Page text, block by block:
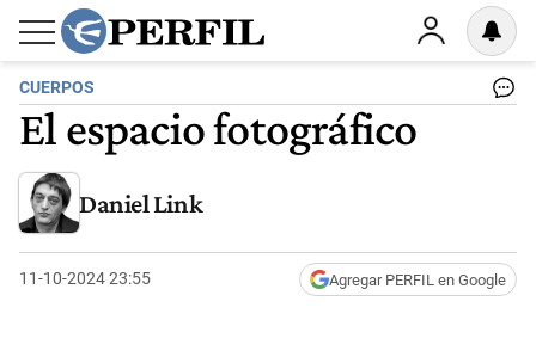
CUERPOS
El espacio fotográfico
Daniel Link
11-10-2024 23:55 Agregar PERFIL en Google